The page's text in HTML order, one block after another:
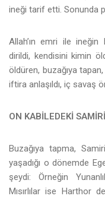
ineği tarif etti. Sonunda
Allah’ın emri ile
dirildi, kendisini kimin
öldüren, buzağıya
iftira anlaşıldı, iç savaş
ON KABİLEDEKİ
Buzağıya tapma,
yaşadığı o dönemde
şeydi: Örneğin
Mısırlılar ise Harthor